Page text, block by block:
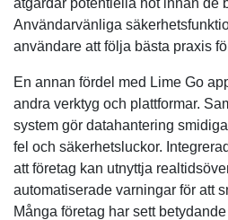
åtgärdar potentiella hot innan de
Användarvänliga
användare att följa bästa praxis
En annan fördel med Lime Go
andra verktyg och plattformar.
system gör datahantering
fel och säkerhetsluckor.
att företag kan utnyttja
automatiserade varningar för att
Många företag har sett